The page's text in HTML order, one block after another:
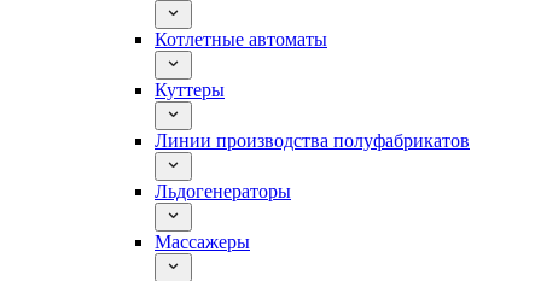
Котлетные автоматы
Куттеры
Линии производства полуфабрикатов
Льдогенераторы
Массажеры